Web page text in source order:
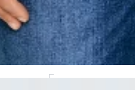
MODEL(KA): 177 CM CM, ROZMIAR: S